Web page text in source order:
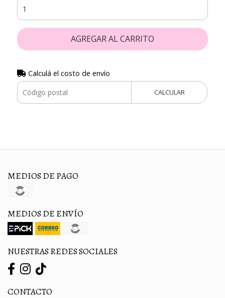
AGREGAR AL CARRITO
Calculá el costo de envío
CALCULAR
MEDIOS DE PAGO
MEDIOS DE ENVÍO
NUESTRAS REDES SOCIALES
CONTACTO